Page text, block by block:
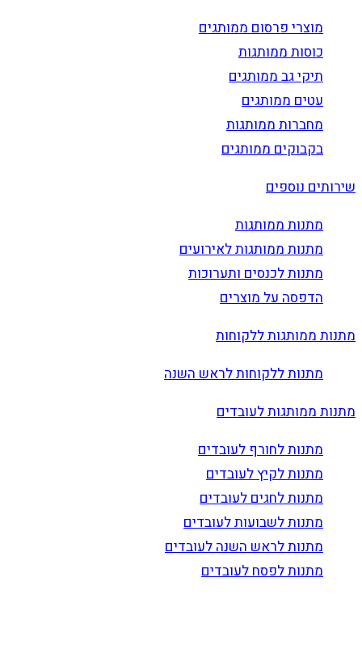
מוצרי פרסום ממותגים
כוסות ממותגות
תיקי גב ממותגים
עטים ממותגים
מחברות ממותגות
בקבוקים ממותגים
שירותים נוספים
מתנות ממותגות
מתנות ממותגות לאירועים
מתנות לכנסים ותערוכות
הדפסה על מוצרים
מתנות ממותגות ללקוחות
מתנות ללקוחות לראש השנה
מתנות ממותגות לעובדים
מתנות לחורף לעובדים
מתנות לקיץ לעובדים
מתנות לחגים לעובדים
מתנות לשבועות לעובדים
מתנות לראש השנה לעובדים
מתנות לפסח לעובדים